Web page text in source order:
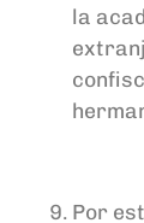
la
Por